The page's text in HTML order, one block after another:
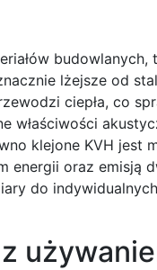
lżejsze od
ciepła, co
właściwości
klejone KVH jest
oraz emisją
do